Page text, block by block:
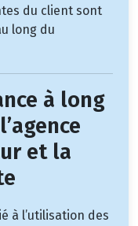
du client sont
long du
à long
et la
à l’utilisation des